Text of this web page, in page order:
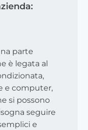
parte
è legata al
e computer,
si possono
seguire
e